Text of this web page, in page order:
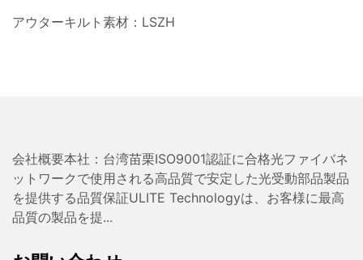
アウターキルト素材：LSZH
会社概要本社：台湾苗栗ISO9001認証に合格光ファイバネ
ットワークで使用される高品質で安定した光受動部品製品
を提供する品質保証ULITE Technologyは、お客様に最高
品質の製品を提...